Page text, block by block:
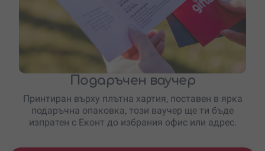
Подаръчен ваучер
Принтиран върху плътна хартия, поставен в ярка
подаръчна опаковка, този ваучер ще ти бъде
изпратен с Еконт до избрания офис или адрес.